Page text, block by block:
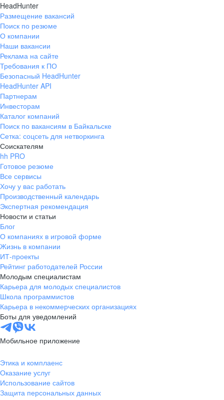
HeadHunter
Размещение вакансий
Поиск по резюме
О компании
Наши вакансии
Реклама на сайте
Требования к ПО
Безопасный HeadHunter
HeadHunter API
Партнерам
Инвесторам
Каталог компаний
Поиск по вакансиям в Байкальске
Сетка: соцсеть для нетворкинга
Соискателям
hh PRO
Готовое резюме
Все сервисы
Хочу у вас работать
Производственный календарь
Экспертная рекомендация
Новости и статьи
Блог
О компаниях в игровой форме
Жизнь в компании
ИТ-проекты
Рейтинг работодателей России
Молодым специалистам
Карьера для молодых специалистов
Школа программистов
Карьера в некоммерческих организациях
Боты для уведомлений
Мобильное приложение
Этика и комплаенс
Оказание услуг
Использование сайтов
Защита персональных данных